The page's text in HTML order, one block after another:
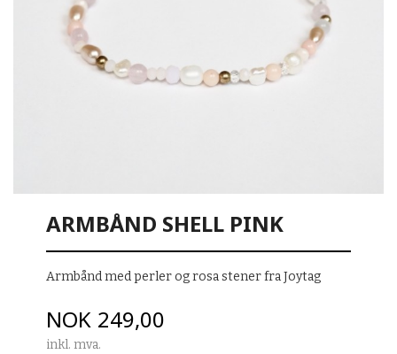
ARMBÅND SHELL PINK
Armbånd med perler og rosa stener fra Joytag
Pris
NOK 249,00
inkl. mva.